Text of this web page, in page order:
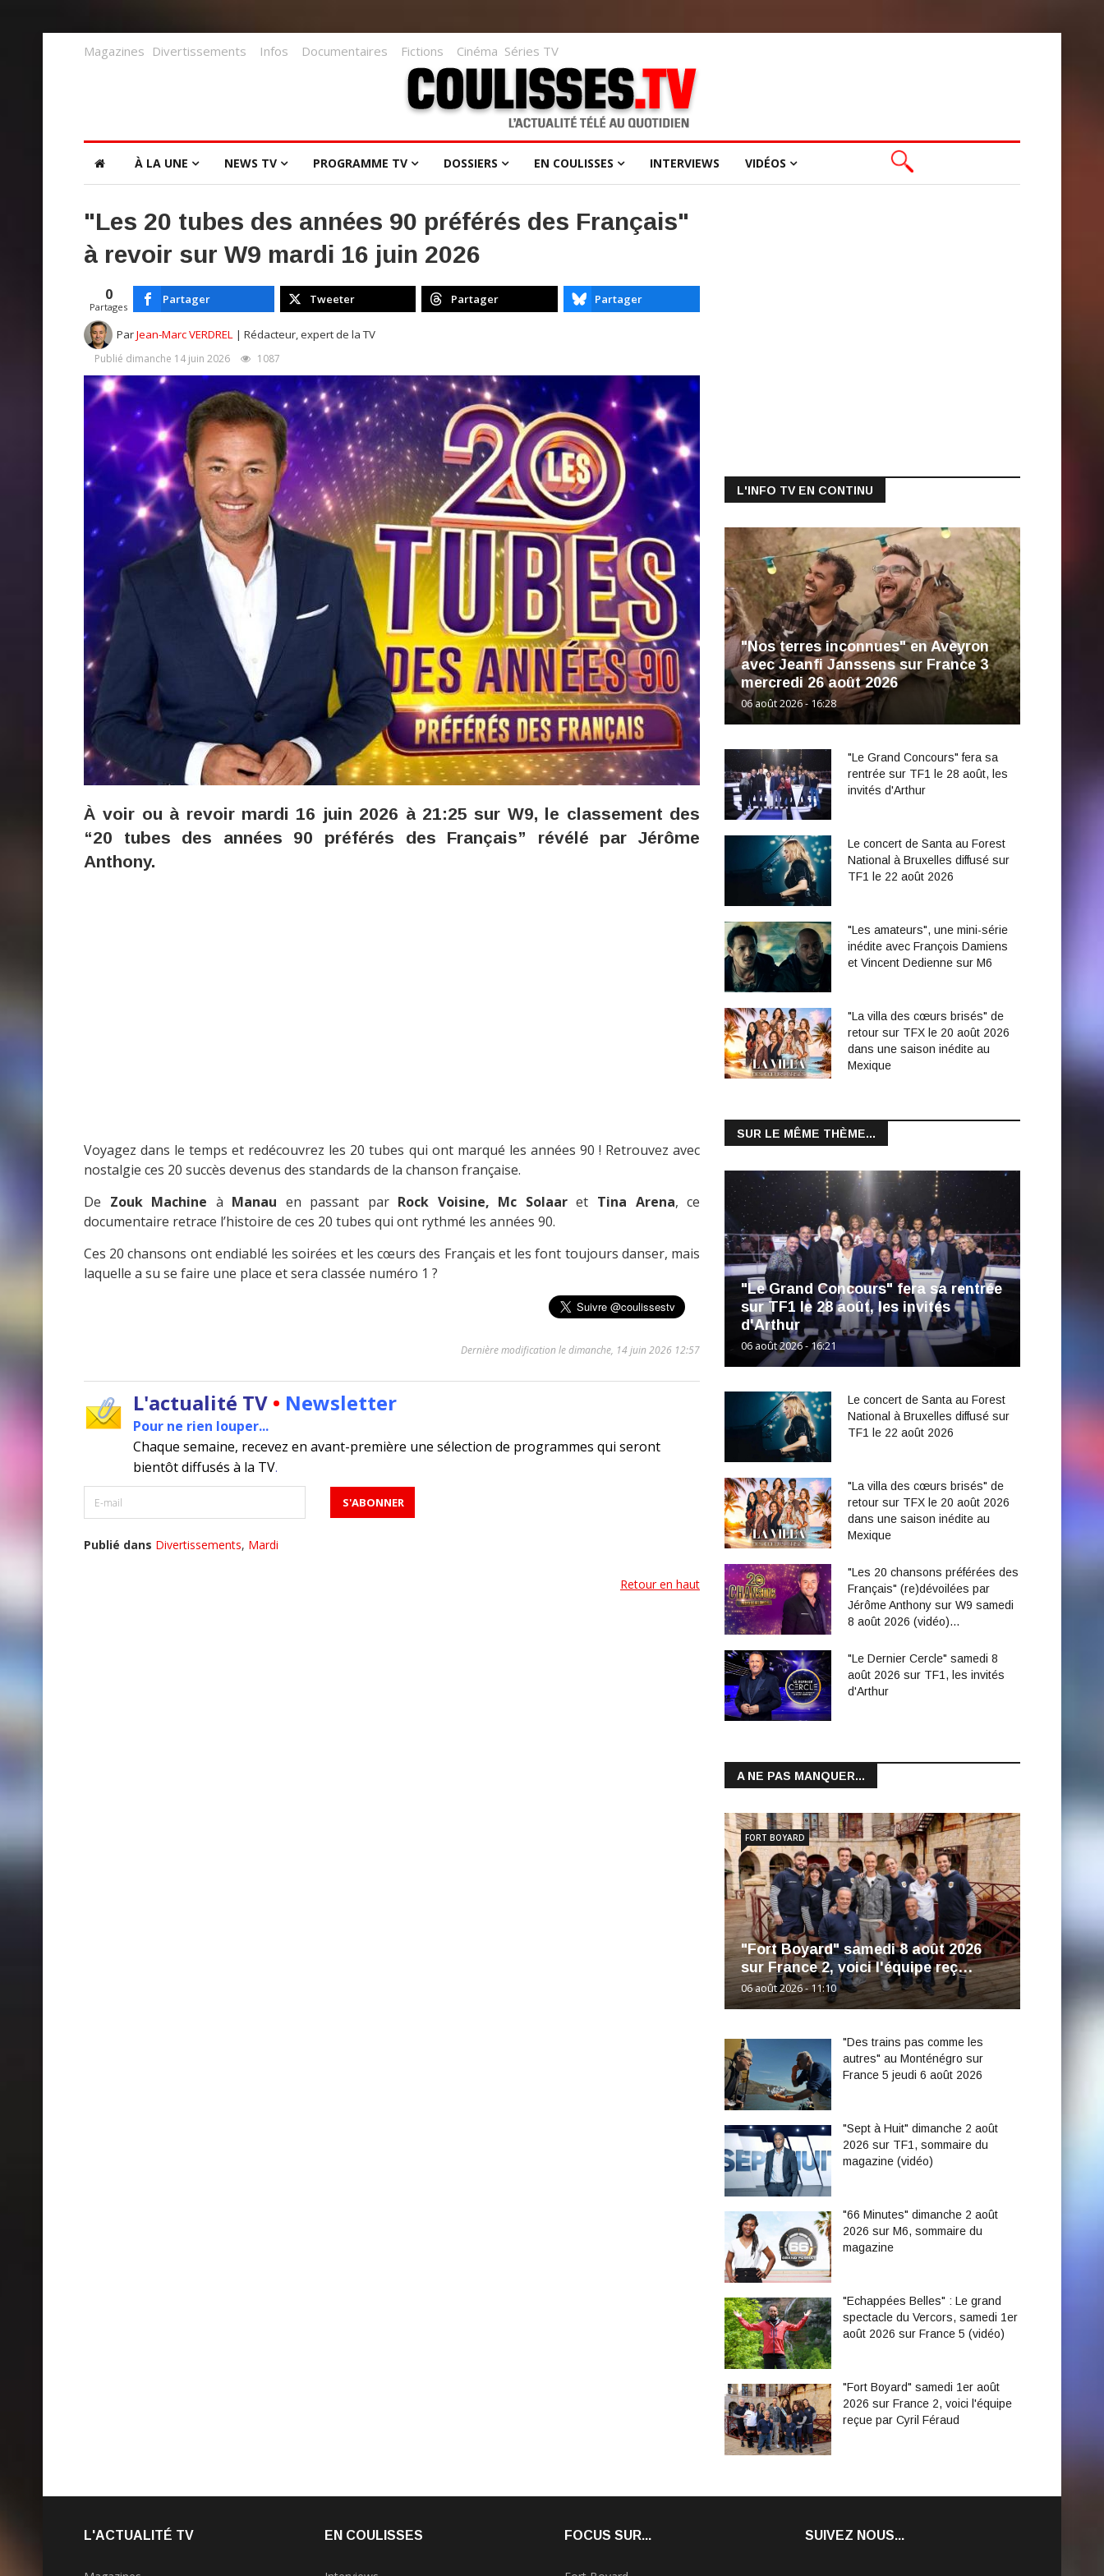
Magazines Divertissements Infos Documentaires Fictions Cinéma Séries TV
À LA UNE NEWS TV PROGRAMME TV DOSSIERS EN COULISSES INTERVIEWS VIDÉOS
"Les 20 tubes des années 90 préférés des Français"
à revoir sur W9 mardi 16 juin 2026
0
Partages
Partager Tweeter Partager Partager
ParJean-Marc VERDREL | Rédacteur, expert de la TV
Publié dimanche 14 juin 2026 1087
À voir ou à revoir mardi 16 juin 2026 à 21:25 sur W9, le classement des
“20 tubes des années 90 préférés des Français” révélé par Jérôme
Anthony.
Voyagez dans le temps et redécouvrez les 20 tubes qui ont marqué les années 90 ! Retrouvez avec
nostalgie ces 20 succès devenus des standards de la chanson française.
De Zouk Machine à Manau en passant par Rock Voisine, Mc Solaaret Tina Arena, ce
documentaire retrace l’histoire de ces 20 tubes qui ont rythmé les années 90.
Ces 20 chansons ont endiablé les soirées et les cœurs des Français et les font toujours danser, mais
laquelle a su se faire une place et sera classée numéro 1 ?
Dernière modification le dimanche, 14 juin 2026 12:57
L'actualité TV • Newsletter
Pour ne rien louper...
Chaque semaine, recevez en avant-première une sélection de programmes qui seront
bientôt diffusés à la TV.
Publié dans Divertissements, Mardi
Retour en haut
L'INFO TV EN CONTINU
"Nos terres inconnues" en Aveyron
avec Jeanfi Janssens sur France 3
mercredi 26 août 2026
06 août 2026 - 16:28
"Le Grand Concours" fera sa
rentrée sur TF1 le 28 août, les
invités d'Arthur
Le concert de Santa au Forest
National à Bruxelles diffusé sur
TF1 le 22 août 2026
"Les amateurs", une mini-série
inédite avec François Damiens
et Vincent Dedienne sur M6
"La villa des cœurs brisés" de
retour sur TFX le 20 août 2026
dans une saison inédite au
Mexique
SUR LE MÊME THÈME...
"Le Grand Concours" fera sa rentrée
sur TF1 le 28 août, les invités
d'Arthur
06 août 2026 - 16:21
Le concert de Santa au Forest
National à Bruxelles diffusé sur
TF1 le 22 août 2026
"La villa des cœurs brisés" de
retour sur TFX le 20 août 2026
dans une saison inédite au
Mexique
"Les 20 chansons préférées des
Français" (re)dévoilées par
Jérôme Anthony sur W9 samedi
8 août 2026 (vidéo)…
"Le Dernier Cercle" samedi 8
août 2026 sur TF1, les invités
d'Arthur
A NE PAS MANQUER...
"Fort Boyard" samedi 8 août 2026
sur France 2, voici l'équipe reç…
06 août 2026 - 11:10
FORT BOYARD
"Des trains pas comme les
autres" au Monténégro sur
France 5 jeudi 6 août 2026
"Sept à Huit" dimanche 2 août
2026 sur TF1, sommaire du
magazine (vidéo)
"66 Minutes" dimanche 2 août
2026 sur M6, sommaire du
magazine
"Echappées Belles" : Le grand
spectacle du Vercors, samedi 1er
août 2026 sur France 5 (vidéo)
"Fort Boyard" samedi 1er août
2026 sur France 2, voici l'équipe
reçue par Cyril Féraud
L'ACTUALITÉ TV EN COULISSES FOCUS SUR... SUIVEZ NOUS...